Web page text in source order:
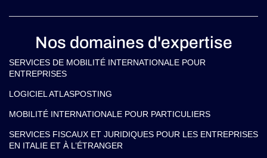
Nos domaines d'expertise
SERVICES DE MOBILITÉ INTERNATIONALE POUR
ENTREPRISES
LOGICIEL ATLASPOSTING
MOBILITÉ INTERNATIONALE POUR PARTICULIERS
SERVICES FISCAUX ET JURIDIQUES POUR LES ENTREPRISES
EN ITALIE ET À L’ÉTRANGER